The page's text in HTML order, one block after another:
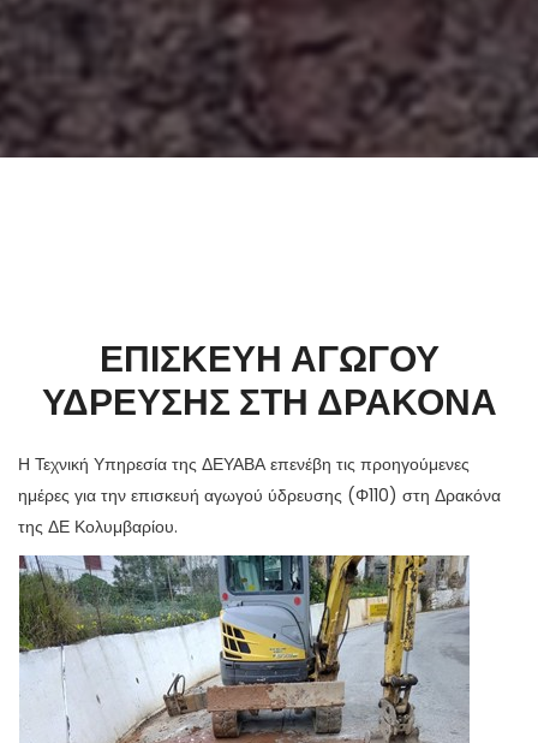
ΕΠΙΣΚΕΥΗ ΑΓΩΓΟΥ
ΥΔΡΕΥΣΗΣ ΣΤΗ ΔΡΑΚΟΝΑ
Η Τεχνική Υπηρεσία της ΔΕΥΑΒΑ επενέβη τις προηγούμενες
ημέρες για την επισκευή αγωγού ύδρευσης (Φ110) στη Δρακόνα
της ΔΕ Κολυμβαρίου.